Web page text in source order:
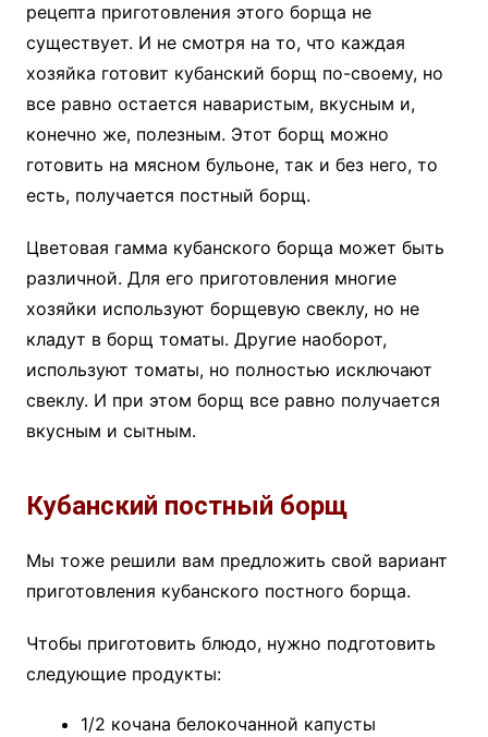
рецепта приготовления этого борща не
существует. И не смотря на то, что каждая
хозяйка готовит кубанский борщ по-своему, но
все равно остается наваристым, вкусным и,
конечно же, полезным. Этот борщ можно
готовить на мясном бульоне, так и без него, то
есть, получается постный борщ.
Цветовая гамма кубанского борща может быть
различной. Для его приготовления многие
хозяйки используют борщевую свеклу, но не
кладут в борщ томаты. Другие наоборот,
используют томаты, но полностью исключают
свеклу. И при этом борщ все равно получается
вкусным и сытным.
Кубанский постный борщ
Мы тоже решили вам предложить свой вариант
приготовления кубанского постного борща.
Чтобы приготовить блюдо, нужно подготовить
следующие продукты:
1/2 кочана белокочанной капусты